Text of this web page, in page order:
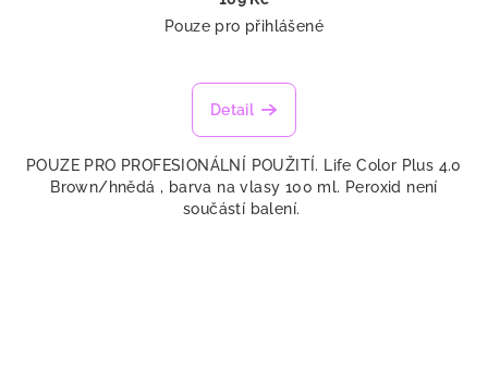
Pouze pro přihlášené
Detail
POUZE PRO PROFESIONÁLNÍ POUŽITÍ. Life Color Plus 4.0
Brown/hnědá , barva na vlasy 100 ml. Peroxid není
součástí balení.